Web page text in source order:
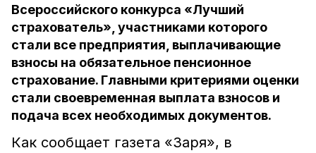
Всероссийского конкурса «Лучший
страхователь», участниками которого
стали все предприятия, выплачивающие
взносы на обязательное пенсионное
страхование. Главными критериями оценки
стали своевременная выплата взносов и
подача всех необходимых документов.
Как сообщает газета «Заря», в